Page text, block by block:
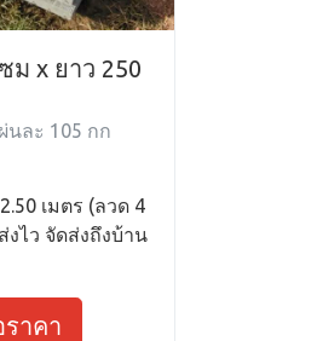
ม x ยาว 250
นละ 105 กก
เมตร (ลวด 4
งไว จัดส่งถึงบ้าน
าคา